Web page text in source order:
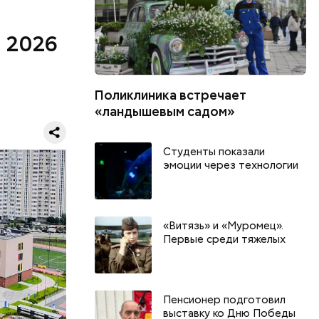
2026
НИИ
Поликлиника встречает
«ландышевым садом»
Студенты показали
эмоции через технологии
«Витязь» и «Муромец».
Первые среди тяжелых
Пенсионер подготовил
выставку ко Дню Победы